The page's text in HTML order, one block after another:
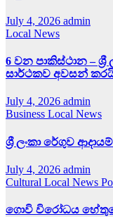
July 4, 2026 admin
Local News
6 වන පාකිස්ථාන – ශ්‍රී
සාර්ථකව අවසන්
July 4, 2026 admin
Business Local News
ශ්‍රී ලංකා රේගුව
July 4, 2026 admin
Cultural Local News
ගොවි විරෝධය